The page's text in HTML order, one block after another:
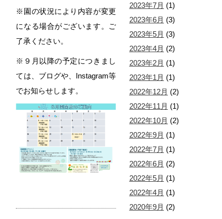
※園の状況により内容が変更
になる場合がございます。ご
了承ください。
※９月以降の予定につきまし
ては、ブログや、Instagram等
でお知らせします。
2023年7月 (1)
2023年6月 (3)
2023年5月 (3)
2023年4月 (2)
2023年2月 (1)
2023年1月 (1)
2022年12月 (2)
2022年11月 (1)
2022年10月 (2)
2022年9月 (1)
2022年7月 (1)
2022年6月 (2)
2022年5月 (1)
2022年4月 (1)
2020年9月 (2)